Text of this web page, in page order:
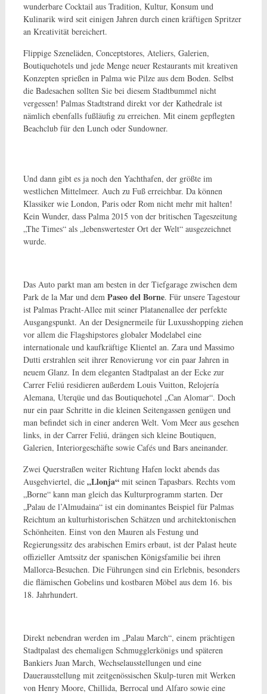
wunderbare Cocktail aus Tradition, Kultur, Konsum und
Kulinarik wird seit einigen Jahren durch einen kräftigen Spritzer
an Kreativität bereichert.
Flippige Szeneläden, Conceptstores, Ateliers, Galerien,
Boutiquehotels und jede Menge neuer Restaurants mit kreativen
Konzepten sprießen in Palma wie Pilze aus dem Boden. Selbst
die Badesachen sollten Sie bei diesem Stadtbummel nicht
vergessen! Palmas Stadtstrand direkt vor der Kathedrale ist
nämlich ebenfalls fußläufig zu erreichen. Mit einem gepflegten
Beachclub für den Lunch oder Sundowner.
Und dann gibt es ja noch den Yachthafen, der größte im
westlichen Mittelmeer. Auch zu Fuß erreichbar. Da können
Klassiker wie London, Paris oder Rom nicht mehr mit halten!
Kein Wunder, dass Palma 2015 von der britischen Tageszeitung
„The Times“ als „lebenswertester Ort der Welt“ ausgezeichnet
wurde.
Das Auto parkt man am besten in der Tiefgarage zwischen dem
Park de la Mar und dem Paseo del Borne. Für unsere Tagestour
ist Palmas Pracht-Allee mit seiner Platanenallee der perfekte
Ausgangspunkt. An der Designermeile für Luxusshopping ziehen
vor allem die Flagshipstores globaler Modelabel eine
internationale und kaufkräftige Klientel an. Zara und Massimo
Dutti erstrahlen seit ihrer Renovierung vor ein paar Jahren in
neuem Glanz. In dem eleganten Stadtpalast an der Ecke zur
Carrer Feliú residieren außerdem Louis Vuitton, Relojería
Alemana, Uterqüe und das Boutiquehotel „Can Alomar“. Doch
nur ein paar Schritte in die kleinen Seitengassen genügen und
man befindet sich in einer anderen Welt. Vom Meer aus gesehen
links, in der Carrer Feliú, drängen sich kleine Boutiquen,
Galerien, Interiorgeschäfte sowie Cafés und Bars aneinander.
Zwei Querstraßen weiter Richtung Hafen lockt abends das
Ausgehviertel, die „Llonja“mit seinen Tapasbars. Rechts vom
„Borne“ kann man gleich das Kulturprogramm starten. Der
„Palau de l’Almudaina“ ist ein dominantes Beispiel für Palmas
Reichtum an kulturhistorischen Schätzen und architektonischen
Schönheiten. Einst von den Mauren als Festung und
Regierungssitz des arabischen Emirs erbaut, ist der Palast heute
offizieller Amtssitz der spanischen Königsfamilie bei ihren
Mallorca-Besuchen. Die Führungen sind ein Erlebnis, besonders
die flämischen Gobelins und kostbaren Möbel aus dem 16. bis
18. Jahrhundert.
Direkt nebendran werden im „Palau March“, einem prächtigen
Stadtpalast des ehemaligen Schmugglerkönigs und späteren
Bankiers Juan March, Wechselausstellungen und eine
Dauerausstellung mit zeitgenössischen Skulp-turen mit Werken
von Henry Moore, Chillida, Berrocal und Alfaro sowie eine